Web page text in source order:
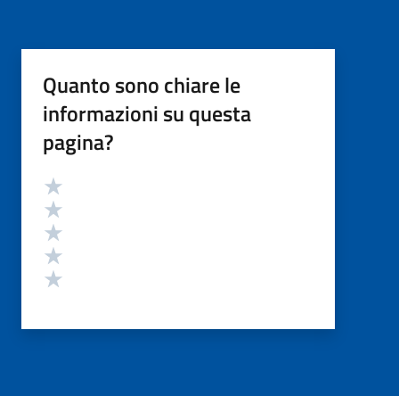
Quanto sono chiare le
informazioni su questa
pagina?
Valutazione